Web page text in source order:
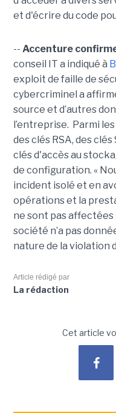
et d'écrire du code
-- Accenture
conseil IT a indiqué à
exploit de faille de
cybercriminel a
source et d’autres
l’entreprise. Parmi
des clés RSA, des
clés d'accès au
de configuration. «
incident isolé et en
opérations et la
ne sont pas affectées
société n’a pas
nature de la violation
Article rédigé par
La rédaction
Cet article